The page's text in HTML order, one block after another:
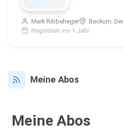
Mark Ribbeheger
Beckum,
Registriert vor 1 Jahr
Meine Abos
Meine Abos